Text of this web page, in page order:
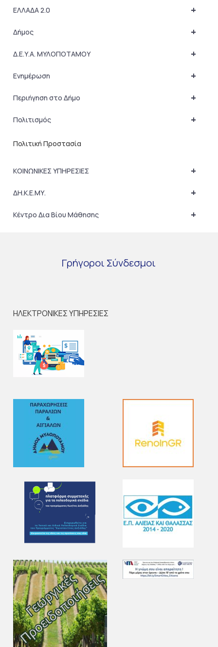
+
ΕΛΛΑΔΑ 2.0
+
Δήμος
+
Δ.Ε.Υ.Α. ΜΥΛΟΠΟΤΑΜΟΥ
+
Ενημέρωση
+
Περιήγηση στο Δήμο
+
Πολιτισμός
Πολιτική Προστασία
+
ΚΟΙΝΩΝΙΚΕΣ ΥΠΗΡΕΣΙΕΣ
+
ΔΗ.Κ.Ε.ΜΥ.
+
Κέντρο Δια Βίου Μάθησης
Γρήγοροι Σύνδεσμοι
ΗΛΕΚΤΡΟΝΙΚΕΣ ΥΠΗΡΕΣΙΕΣ